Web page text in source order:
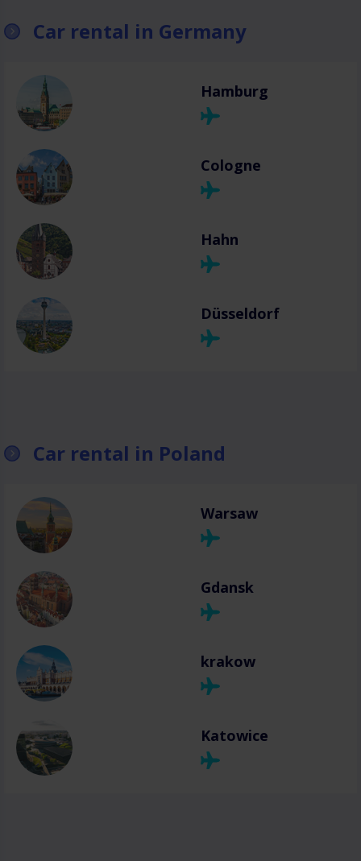
Car rental in Germany
Hamburg
Cologne
Hahn
Düsseldorf
Car rental in Poland
Warsaw
Gdansk
krakow
Katowice